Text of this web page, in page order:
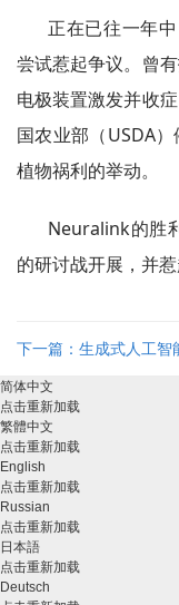
正在已往一年
尝试惹起争议。曾
电极装置激发并收
国农业部（USDA
植物祸利的举动。
Neuralink的胜
的研讨战开展，并
下一篇：生成式人工智
简体中文
点击重新加载
繁體中文
点击重新加载
English
点击重新加载
Russian
点击重新加载
日本語
点击重新加载
Deutsch